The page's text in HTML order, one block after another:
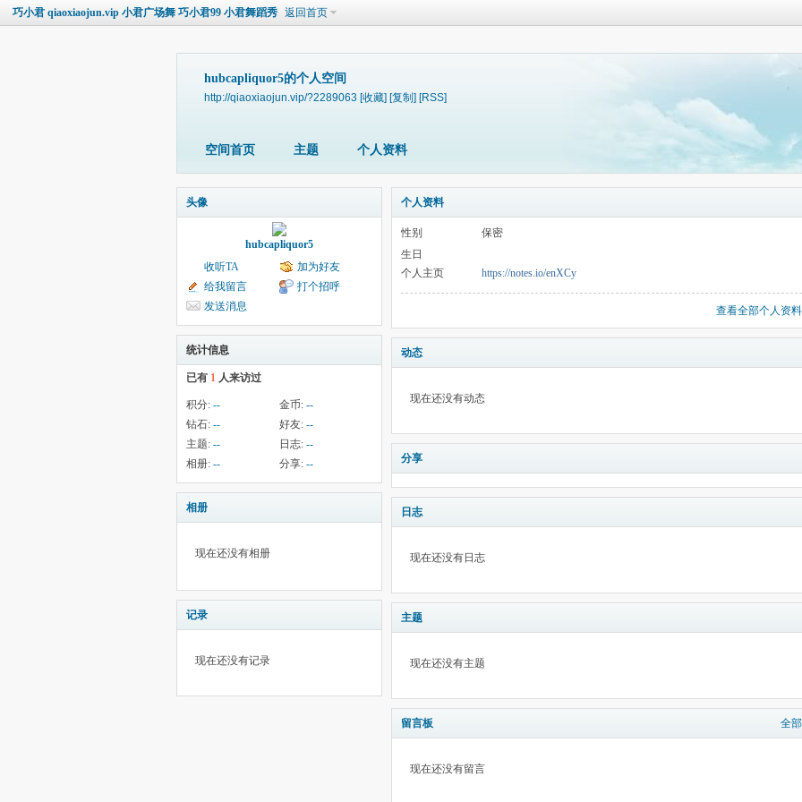
巧小君 qiaoxiaojun.vip 小君广场舞 巧小君99 小君舞蹈秀 返回首页
hubcapliquor5的个人空间
http://qiaoxiaojun.vip/?2289063 [收藏] [复制] [RSS]
空间首页 主题 个人资料
头像
hubcapliquor5
收听TA
加为好友
给我留言
打个招呼
发送消息
统计信息
已有 1 人来访过
积分: -- 金币: --
钻石: -- 好友: --
主题: -- 日志: --
相册: -- 分享: --
相册
现在还没有相册
记录
现在还没有记录
个人资料
性别
保密
生日
个人主页
https://notes.io/enXCy
查看全部个人资料
动态
现在还没有动态
分享
日志
现在还没有日志
主题
现在还没有主题
留言板 全部
现在还没有留言